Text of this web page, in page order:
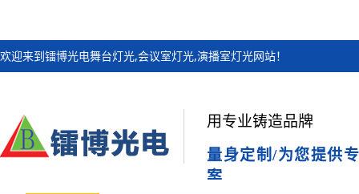
欢迎来到镭博光电舞台灯光,会议室灯光,演播室灯光网站！
用专业铸造品牌
量身定制/为您提供
案